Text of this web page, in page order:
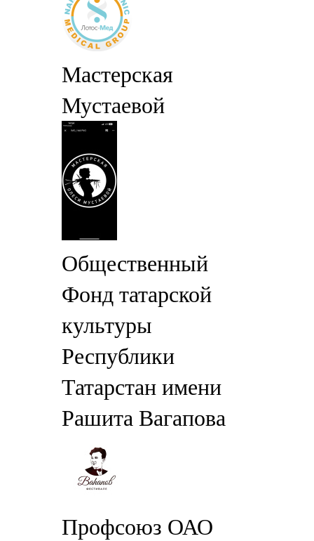
Мастерская
Мустаевой
Общественный
Фонд татарской
культуры
Республики
Татарстан имени
Рашита Вагапова
Профсоюз ОАО